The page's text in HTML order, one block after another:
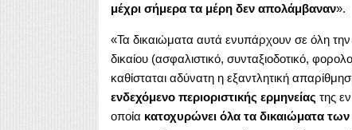
μέχρι σήμερα τα μέρη δεν απολάμβαναν».
«Τα δικαιώματα αυτά ενυπάρχουν σε όλη
δικαίου (ασφαλιστικό, συνταξιοδοτικό,
καθίσταται αδύνατη η εξαντλητική
ενδεχόμενο περιοριστικής ερμηνείας της
οποία κατοχυρώνει όλα τα δικαιώματα